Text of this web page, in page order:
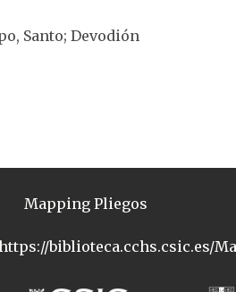
Santo; Devodión
Mapping Pliegos
biblioteca.cchs.csic.es/